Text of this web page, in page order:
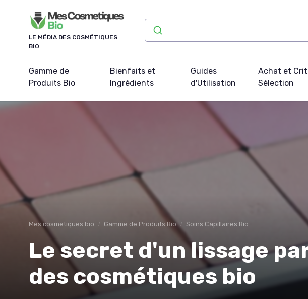
LE MÉDIA DES COSMÉTIQUES
BIO
Gamme de
Produits Bio
Bienfaits et
Ingrédients
Guides
d'Utilisation
Achat et
Sélection
Mes cosmetiques bio Gamme de Produits Bio Soins Capillaires Bio
Le secret d'un lissage
des cosmétiques bio